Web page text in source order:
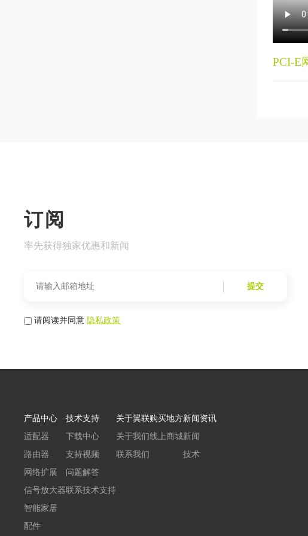
PCI-E
订阅
率先获得独家优惠和新闻
提交
请阅读并同意隐私政策
产品中心
适配器
路由器
网络扩展
信号放大器
智能家居
配件
技术支持
下载中心
支持视频
问题解答
联系技术支持
关于翼联
关于我们
联系我们
购买地方
线上商城
新闻资讯
新闻
技术